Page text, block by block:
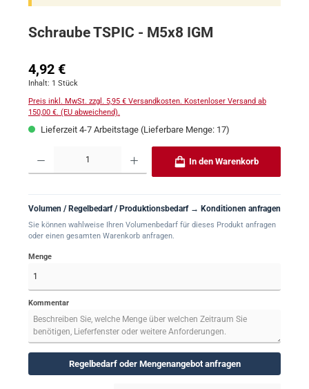
Schraube TSPIC - M5x8 IGM
Regulärer Preis:
4,92 €
Inhalt: 1 Stück
Preis inkl. MwSt. zzgl. 5,95 € Versandkosten. Kostenloser Versand ab
150,00 €. (EU abweichend).
Lieferzeit 4-7 Arbeitstage (Lieferbare Menge: 17)
Produkt Anzahl: Gib den gewünschten Wert ein oder benutze die Schaltflächen
In den Warenkorb
Volumen / Regelbedarf / Produktionsbedarf → Konditionen anfragen
Sie können wahlweise Ihren Volumenbedarf für dieses Produkt anfragen
oder einen gesamten Warenkorb anfragen.
Menge
Kommentar
Regelbedarf oder Mengenangebot anfragen